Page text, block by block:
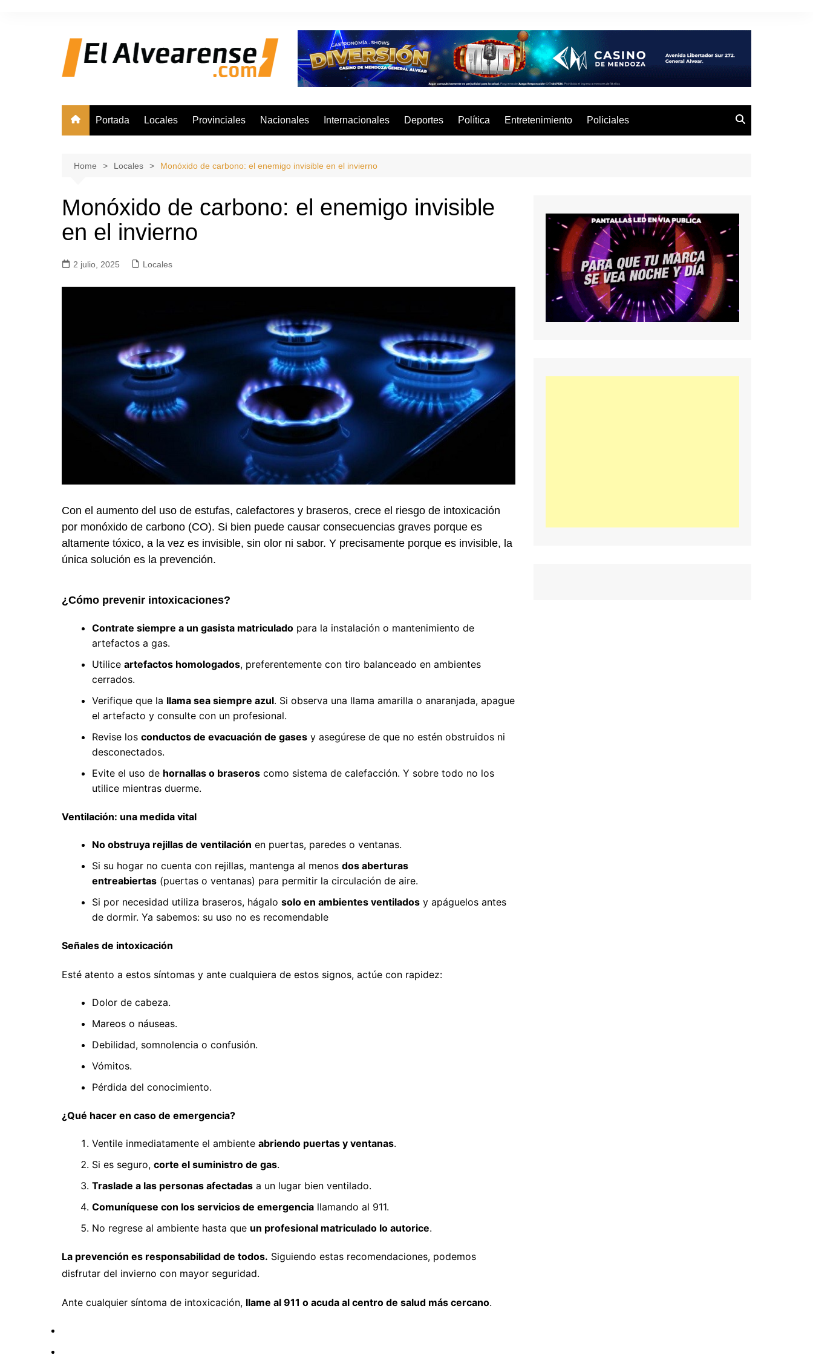
Portada Locales Provinciales Nacionales Internacionales Deportes Política Entretenimiento Policiales
Home Locales Monóxido de carbono: el enemigo invisible en el invierno
Monóxido de carbono: el enemigo invisible
en el invierno
2 julio, 2025 Locales
Con el aumento del uso de estufas, calefactores y braseros, crece el riesgo de intoxicación
por monóxido de carbono (CO). Si bien puede causar consecuencias graves porque es
altamente tóxico, a la vez es invisible, sin olor ni sabor. Y precisamente porque es invisible, la
única solución es la prevención.
¿Cómo prevenir intoxicaciones?
Contrate siempre a un gasista matriculado para la instalación o mantenimiento de
artefactos a gas.
Utilice artefactos homologados, preferentemente con tiro balanceado en ambientes
cerrados.
Verifique que la llama sea siempre azul. Si observa una llama amarilla o anaranjada, apague
el artefacto y consulte con un profesional.
Revise los conductos de evacuación de gases y asegúrese de que no estén obstruidos ni
desconectados.
Evite el uso de hornallas o braseros como sistema de calefacción. Y sobre todo no los
utilice mientras duerme.
Ventilación: una medida vital
No obstruya rejillas de ventilación en puertas, paredes o ventanas.
Si su hogar no cuenta con rejillas, mantenga al menos dos aberturas
entreabiertas (puertas o ventanas) para permitir la circulación de aire.
Si por necesidad utiliza braseros, hágalo solo en ambientes ventilados y apáguelos antes
de dormir. Ya sabemos: su uso no es recomendable
Señales de intoxicación
Esté atento a estos síntomas y ante cualquiera de estos signos, actúe con rapidez:
Dolor de cabeza.
Mareos o náuseas.
Debilidad, somnolencia o confusión.
Vómitos.
Pérdida del conocimiento.
¿Qué hacer en caso de emergencia?
Ventile inmediatamente el ambiente abriendo puertas y ventanas.
Si es seguro, corte el suministro de gas.
Traslade a las personas afectadas a un lugar bien ventilado.
Comuníquese con los servicios de emergencia llamando al 911.
No regrese al ambiente hasta que un profesional matriculado lo autorice.
La prevención es responsabilidad de todos. Siguiendo estas recomendaciones, podemos
disfrutar del invierno con mayor seguridad.
Ante cualquier síntoma de intoxicación, llame al 911 o acuda al centro de salud más cercano.